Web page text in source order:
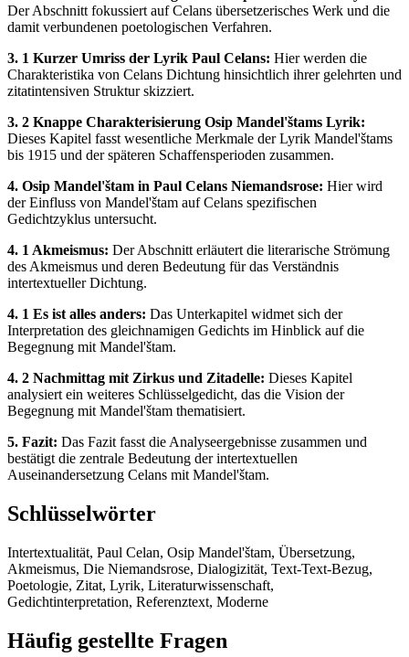
Der Abschnitt fokussiert auf Celans übersetzerisches Werk und die
damit verbundenen poetologischen Verfahren.
3. 1 Kurzer Umriss der Lyrik Paul Celans: Hier werden die
Charakteristika von Celans Dichtung hinsichtlich ihrer gelehrten und
zitatintensiven Struktur skizziert.
3. 2 Knappe Charakterisierung Osip Mandel'štams Lyrik:
Dieses Kapitel fasst wesentliche Merkmale der Lyrik Mandel'štams
bis 1915 und der späteren Schaffensperioden zusammen.
4. Osip Mandel'štam in Paul Celans Niemandsrose: Hier wird
der Einfluss von Mandel'štam auf Celans spezifischen
Gedichtzyklus untersucht.
4. 1 Akmeismus: Der Abschnitt erläutert die literarische Strömung
des Akmeismus und deren Bedeutung für das Verständnis
intertextueller Dichtung.
4. 1 Es ist alles anders: Das Unterkapitel widmet sich der
Interpretation des gleichnamigen Gedichts im Hinblick auf die
Begegnung mit Mandel'štam.
4. 2 Nachmittag mit Zirkus und Zitadelle: Dieses Kapitel
analysiert ein weiteres Schlüsselgedicht, das die Vision der
Begegnung mit Mandel'štam thematisiert.
5. Fazit: Das Fazit fasst die Analyseergebnisse zusammen und
bestätigt die zentrale Bedeutung der intertextuellen
Auseinandersetzung Celans mit Mandel'štam.
Schlüsselwörter
Intertextualität, Paul Celan, Osip Mandel'štam, Übersetzung,
Akmeismus, Die Niemandsrose, Dialogizität, Text-Text-Bezug,
Poetologie, Zitat, Lyrik, Literaturwissenschaft,
Gedichtinterpretation, Referenztext, Moderne
Häufig gestellte Fragen